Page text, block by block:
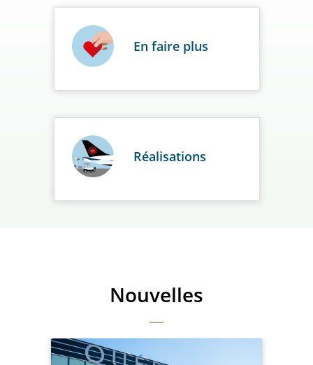
En faire plus
Réalisations
Nouvelles